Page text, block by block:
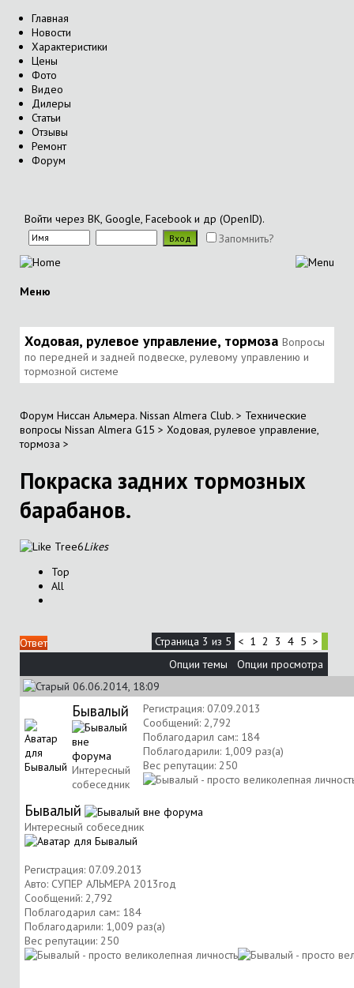
Главная
Новости
Характеристики
Цены
Фото
Видео
Дилеры
Статьи
Отзывы
Ремонт
Форум
Войти через ВК, Google, Facebook и др (OpenID).
Запомнить?
Меню
Ходовая, рулевое управление, тормоза Вопросы
по передней и задней подвеске, рулевому управлению и
тормозной системе
Форум Ниссан Альмера. Nissan Almera Club. > Технические
вопросы Nissan Almera G15 > Ходовая, рулевое управление,
тормоза >
Покраска задних тормозных
барабанов.
6Likes
Top
All
Ответ Страница 3 из 5 < 1 2 3 4 5 >
Опции темы
Опции просмотра
06.06.2014, 18:09
Бывалый
Интересный
собеседник
Регистрация: 07.09.2013
Сообщений: 2,792
Поблагодарил сам:: 184
Поблагодарили: 1,009 раз(а)
Вес репутации: 250
Бывалый
Интересный собеседник
Регистрация: 07.09.2013
Авто: СУПЕР АЛЬМЕРА 2013год
Сообщений: 2,792
Поблагодарил сам:: 184
Поблагодарили: 1,009 раз(а)
Вес репутации: 250